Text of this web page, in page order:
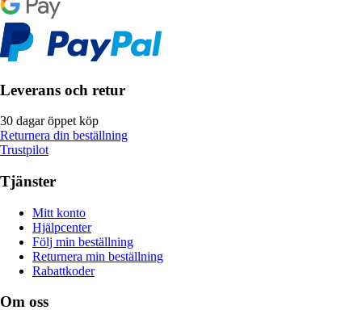
Leverans och retur
30 dagar öppet köp
Returnera din beställning
Trustpilot
Tjänster
Mitt konto
Hjälpcenter
Följ min beställning
Returnera min beställning
Rabattkoder
Om oss